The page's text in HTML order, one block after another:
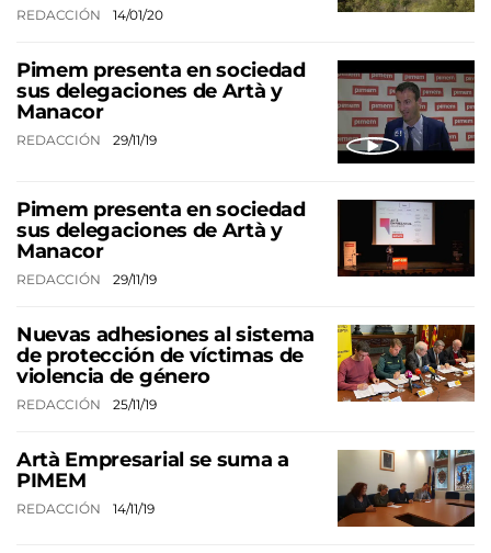
REDACCIÓN 14/01/20
Pimem presenta en sociedad
sus delegaciones de Artà y
Manacor
REDACCIÓN 29/11/19
Pimem presenta en sociedad
sus delegaciones de Artà y
Manacor
REDACCIÓN 29/11/19
Nuevas adhesiones al sistema
de protección de víctimas de
violencia de género
REDACCIÓN 25/11/19
Artà Empresarial se suma a
PIMEM
REDACCIÓN 14/11/19